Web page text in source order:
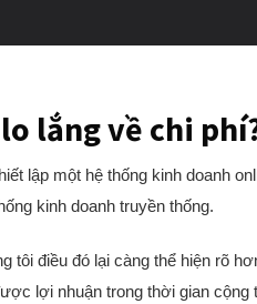
lắng về chi
lập một hệ thống kinh doanh
kinh doanh truyền thống.
tôi điều đó lại càng thể hiện rõ
lợi nhuận trong thời gian cộng